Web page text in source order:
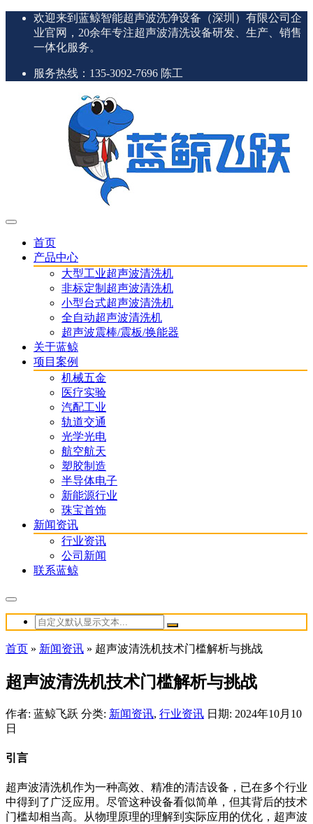
欢迎来到蓝鲸智能超声波洗净设备（深圳）有限公司企
业官网，20余年专注超声波清洗设备研发、生产、销售
一体化服务。
服务热线：135-3092-7696 陈工
首页
产品中心
大型工业超声波清洗机
非标定制超声波清洗机
小型台式超声波清洗机
全自动超声波清洗机
超声波震棒/震板/换能器
关于蓝鲸
项目案例
机械五金
医疗实验
汽配工业
轨道交通
光学光电
航空航天
塑胶制造
半导体电子
新能源行业
珠宝首饰
新闻资讯
行业资讯
公司新闻
联系蓝鲸
首页 » 新闻资讯 » 超声波清洗机技术门槛解析与挑战
超声波清洗机技术门槛解析与挑战
作者: 蓝鲸飞跃 分类: 新闻资讯, 行业资讯 日期: 2024年10月10
日
引言
超声波清洗机作为一种高效、精准的清洁设备，已在多个行业
中得到了广泛应用。尽管这种设备看似简单，但其背后的技术
门槛却相当高。从物理原理的理解到实际应用的优化，超声波